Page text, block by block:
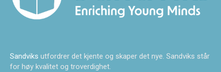
Sandviks utfordrer det kjente og skaper det nye. Sandviks står
for høy kvalitet og troverdighet.